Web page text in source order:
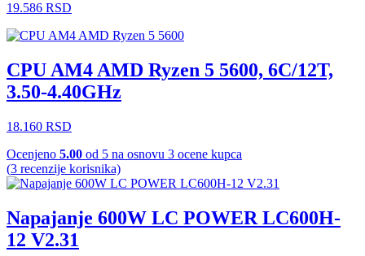
19.586 RSD
CPU AM4 AMD Ryzen 5 5600, 6C/12T,
3.50-4.40GHz
18.160 RSD
Ocenjeno 5.00 od 5 na osnovu 3 ocene kupca
(3 recenzije korisnika)
Napajanje 600W LC POWER LC600H-
12 V2.31